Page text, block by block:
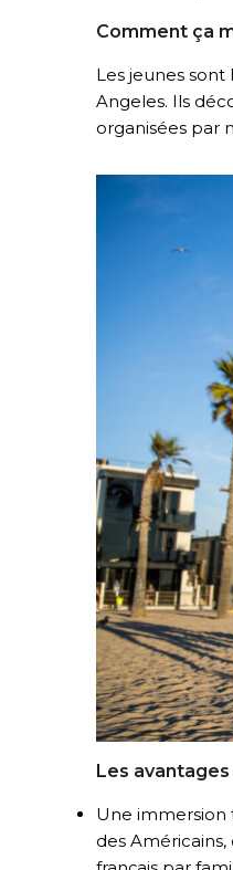
Comment ça
Les jeunes
Angeles. Ils
organisées par
Les
Une immersion
des